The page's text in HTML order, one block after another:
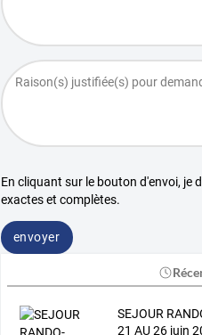
En cliquant sur le bouton d'envoi,
exactes et complètes.
envoyer
SEJOUR
21 AU26juin